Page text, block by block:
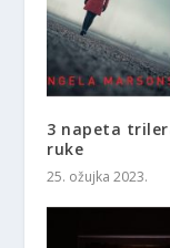
3 napeta
ruke
25. ožujka 2023.